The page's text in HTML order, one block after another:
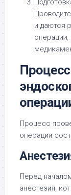
и даются
операции,
Процесс
операции
Перед
анестезия,